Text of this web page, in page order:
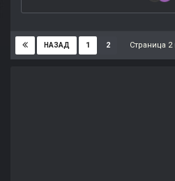
НАЗАД 1 2 Страница 2